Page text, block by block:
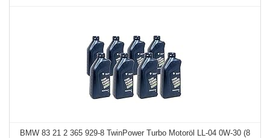
BMW 83 21 2 365 929-8 TwinPower Turbo Motoröl LL-04 0W-30 (8